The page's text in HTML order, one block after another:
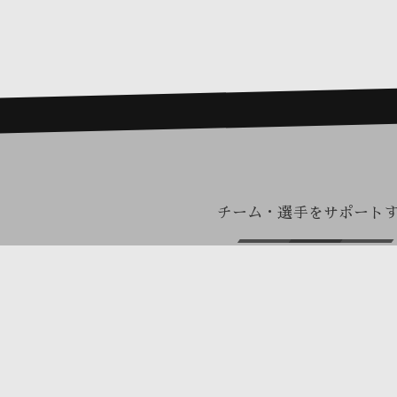
チーム・選手をサポート